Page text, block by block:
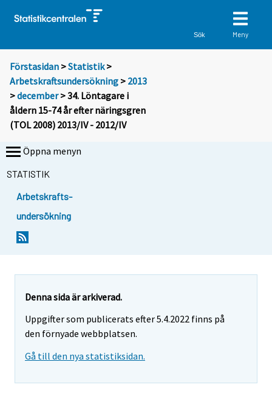
Sök Meny
Förstasidan >Statistik >
Arbetskraftsundersökning > 2013
>december> 34. Löntagare i
åldern 15-74 år efter näringsgren
(TOL 2008) 2013/IV - 2012/IV
Öppna menyn
STATISTIK
Arbetskrafts-
undersökning
Denna sida är arkiverad.
Uppgifter som publicerats efter 5.4.2022 finns på
den förnyade webbplatsen.
Gå till den nya statistiksidan.